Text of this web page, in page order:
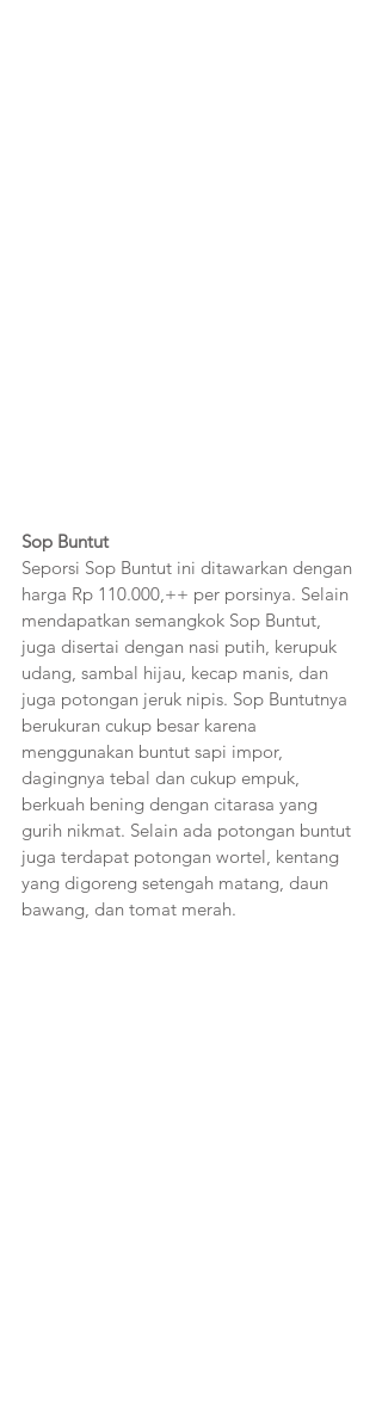
Sop Buntut
Seporsi Sop Buntut ini ditawarkan dengan
harga Rp 110.000,++ per porsinya. Selain
mendapatkan semangkok Sop Buntut,
juga disertai dengan nasi putih, kerupuk
udang, sambal hijau, kecap manis, dan
juga potongan jeruk nipis. Sop Buntutnya
berukuran cukup besar karena
menggunakan buntut sapi impor,
dagingnya tebal dan cukup empuk,
berkuah bening dengan citarasa yang
gurih nikmat. Selain ada potongan buntut
juga terdapat potongan wortel, kentang
yang digoreng setengah matang, daun
bawang, dan tomat merah.